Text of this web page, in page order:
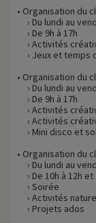
• Organisation du
› Du lundi au
› De 9h à 17h
› Activités
› Jeux et temps
• Organisation du
› Du lundi au
› De 9h à 17h
› Activités
› Activités
› Mini disco et
• Organisation du
› Du lundi au
› De 10h à 12h et
› Soirée
› Activités
› Projets ados